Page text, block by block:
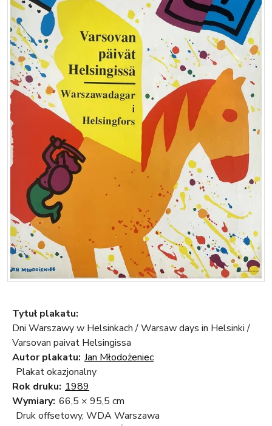
Tytuł plakatu:
Dni Warszawy w Helsinkach / Warsaw days in Helsinki /
Varsovan paivat Helsingissa
Autor plakatu: Jan Młodożeniec
Plakat okazjonalny
Rok druku: 1989
Wymiary: 66,5 × 95,5 cm
Druk offsetowy, WDA Warszawa